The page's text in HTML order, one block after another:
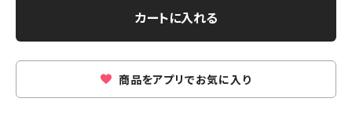
カートに入れる
商品をアプリでお気に入り